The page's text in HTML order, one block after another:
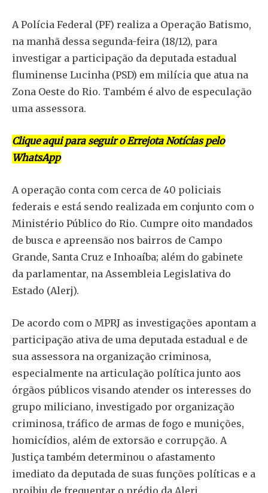
A Polícia Federal (PF) realiza a Operação Batismo,
na manhã dessa segunda-feira (18/12), para
investigar a participação da deputada estadual
fluminense Lucinha (PSD) em milícia que atua na
Zona Oeste do Rio. Também é alvo de especulação
uma assessora.
Clique aqui para seguir o Errejota Notícias pelo
WhatsApp
A operação conta com cerca de 40 policiais
federais e está sendo realizada em conjunto com o
Ministério Público do Rio. Cumpre oito mandados
de busca e apreensão nos bairros de Campo
Grande, Santa Cruz e Inhoaíba; além do gabinete
da parlamentar, na Assembleia Legislativa do
Estado (Alerj).
De acordo com o MPRJ as investigações apontam a
participação ativa de uma deputada estadual e de
sua assessora na organização criminosa,
especialmente na articulação política junto aos
órgãos públicos visando atender os interesses do
grupo miliciano, investigado por organização
criminosa, tráfico de armas de fogo e munições,
homicídios, além de extorsão e corrupção. A
Justiça também determinou o afastamento
imediato da deputada de suas funções políticas e a